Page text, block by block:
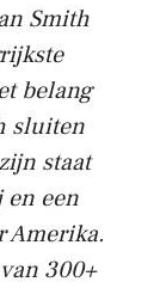
Smith
belang
sluiten
staat
en een
Amerika.
300+